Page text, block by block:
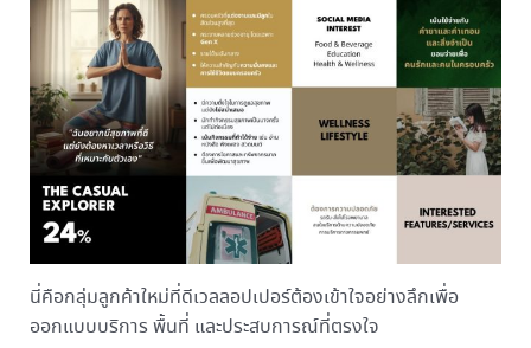
นี่คือกลุ่มลูกค้าใหม่ที่ดีเวลลอปเปอร์ต้องเข้าใจอย่างลึกเพื่อ
ออกแบบบริการ พื้นที่ และประสบการณ์ที่ตรงใจ